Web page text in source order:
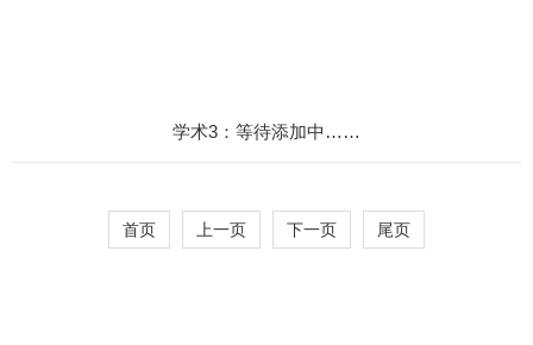
学术3：等待添加中……
首页 上一页 下一页 尾页